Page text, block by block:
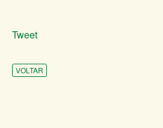
Tweet
VOLTAR